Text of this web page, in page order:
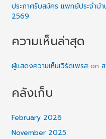
ประกาศรับสมัคร แพทย์ประจำ
2569
ความเห็นล่าสุด
ผู้แสดงความเห็นเวิร์ดเพรส on
คลังเก็บ
February 2026
November 2025